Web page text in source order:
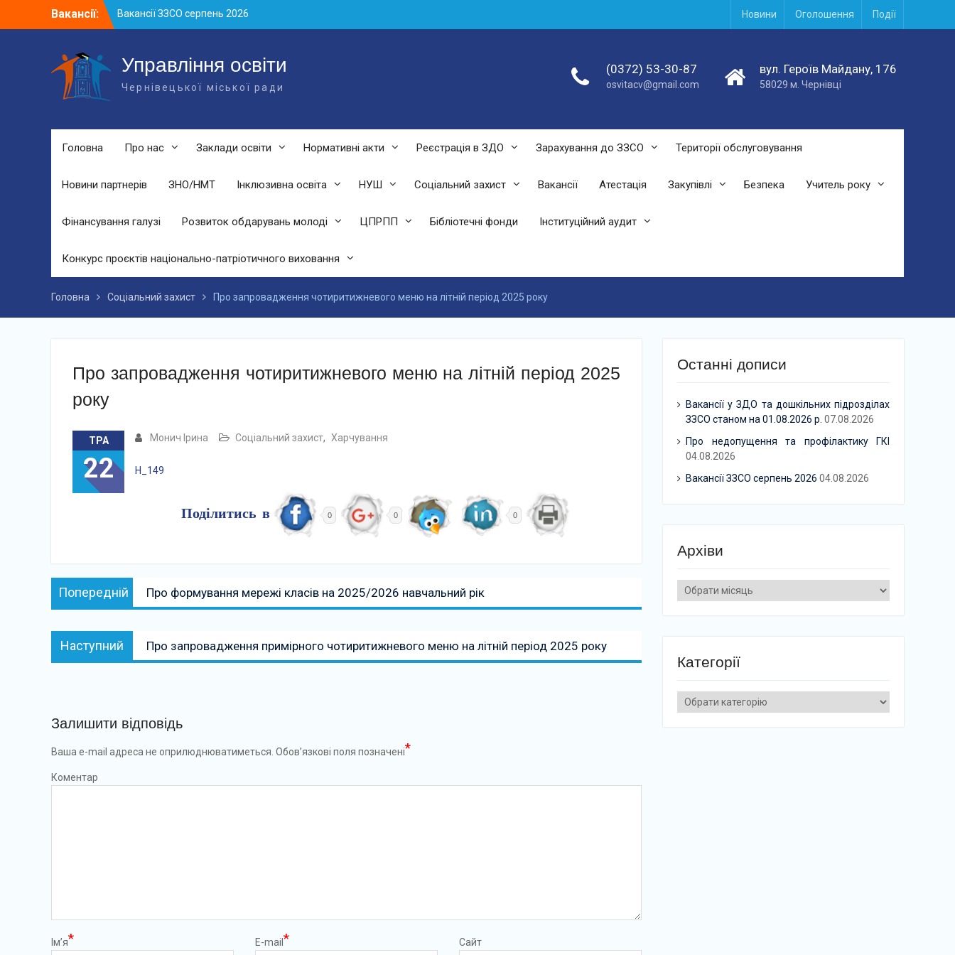
Вакансії:
Вакансії ЗЗСО серпень 2026
Вакансії ЗЗСО червень 2026
підрозділах ЗЗСО станом на 01.08.2026
р.
Новини Оголошення Події
Управління освіти
Чернівецької міської ради
(0372) 53-30-87
osvitacv@gmail.com
вул. Героїв Майдану, 176
58029 м. Чернівці
Головна Про нас Заклади освіти Нормативні акти Реєстрація в ЗДО Зарахування до ЗЗСО Території обслуговування
Новини партнерів ЗНО/НМТ Інклюзивна освіта НУШ Соціальний захист Вакансії Атестація Закупівлі Безпека Учитель року
Фінансування галузі Розвиток обдарувань молоді ЦПРПП Бібліотечні фонди Інституційний аудит
Конкурс проєктів національно-патріотичного виховання
Головна Соціальний захист Про запровадження чотиритижневого меню на літній період 2025 року
Про запровадження чотиритижневого меню на літній період 2025
року
ТРА
22
Монич Ірина Соціальний захист, Харчування
Н_149
Поділитись в 0 0 0
Навігація
записів
Попередній Попередній:
Про формування мережі класів на 2025/2026 навчальний рік
Наступний Наступний:
Про запровадження примірного чотиритижневого меню на літній період 2025 року
Залишити відповідь
Ваша e-mail адреса не оприлюднюватиметься. Обов’язкові поля позначені*
Коментар
Ім’я* E-mail * Сайт
Останні дописи
Вакансії у ЗДО та дошкільних підрозділах
ЗЗСО станом на 01.08.2026 р. 07.08.2026
Про недопущення та профілактику ГКІ
04.08.2026
Вакансії ЗЗСО серпень 2026 04.08.2026
Архіви
Архіви
Категорії
Категорії